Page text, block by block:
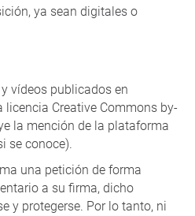
ya sean digitales o
vídeos publicados en
Creative Commons by-
la mención de la plataforma
se conoce).
una petición de forma
a su firma, dicho
y protegerse. Por lo tanto, ni